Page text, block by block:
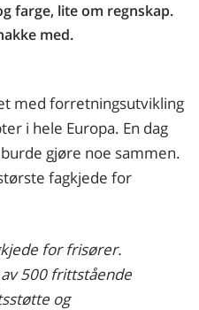
farge, lite om regnskap.
med.
med forretningsutvikling
i hele Europa. En dag
gjøre noe sammen.
fagkjede for
for frisører.
500 frittstående
og